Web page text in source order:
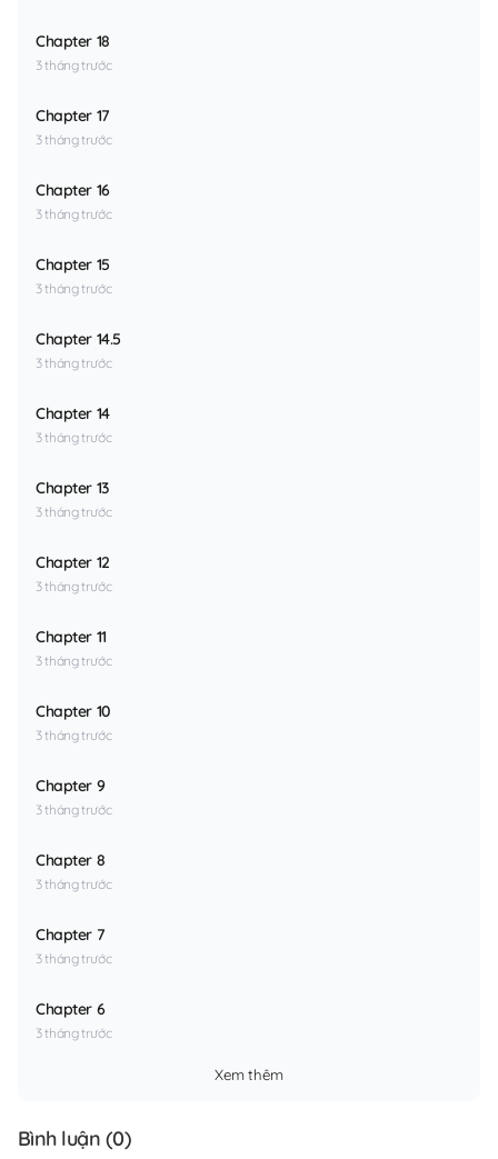
Chapter 18
3 tháng trước
Chapter 17
3 tháng trước
Chapter 16
3 tháng trước
Chapter 15
3 tháng trước
Chapter 14.5
3 tháng trước
Chapter 14
3 tháng trước
Chapter 13
3 tháng trước
Chapter 12
3 tháng trước
Chapter 11
3 tháng trước
Chapter 10
3 tháng trước
Chapter 9
3 tháng trước
Chapter 8
3 tháng trước
Chapter 7
3 tháng trước
Chapter 6
3 tháng trước
Xem thêm
Bình luận (0)